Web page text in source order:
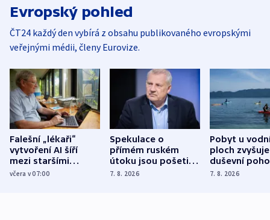
Evropský pohled
ČT24 každý den vybírá z obsahu publikovaného evropskými
veřejnými médii, členy Eurovize.
Falešní „lékaři“
vytvoření AI šíří
mezi staršími
Poláky nebezpečné
včera v 07:00
Spekulace o
přímém ruském
útoku jsou pošetilé,
míní estonský
7. 8. 2026
Pobyt u
ploch zvyšuje
duševní
ukázala
7. 8. 2026